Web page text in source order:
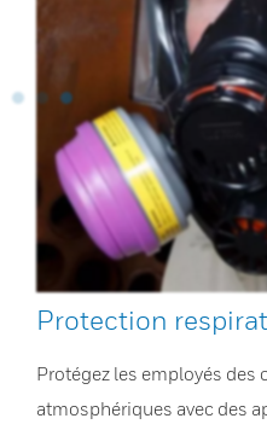
Protection
Protégez les employés des
atmosphériques avec des